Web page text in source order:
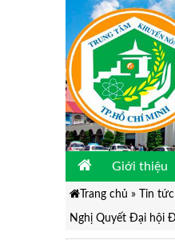
Giới thiệu
Trang chủ » Tin tức
Nghị Quyết Đại hội